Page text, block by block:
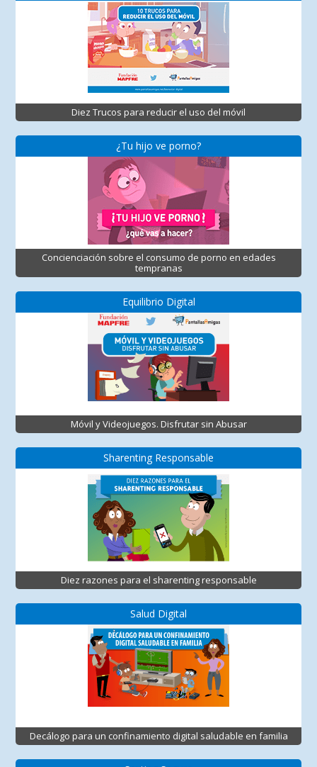
Diez Trucos para reducir el uso del móvil
¿Tu hijo ve porno?
Concienciación sobre el consumo de porno en edades
tempranas
Equilibrio Digital
Móvil y Videojuegos. Disfrutar sin Abusar
Sharenting Responsable
Diez razones para el sharenting responsable
Salud Digital
Decálogo para un confinamiento digital saludable en familia